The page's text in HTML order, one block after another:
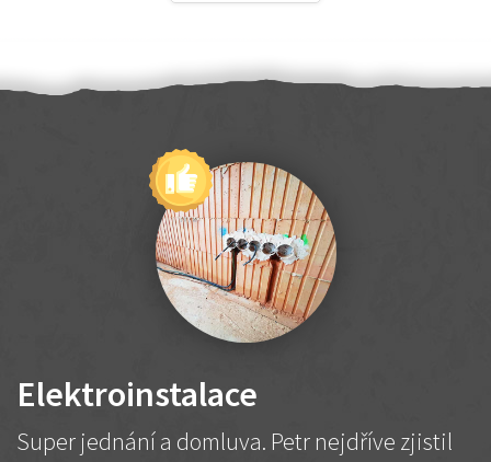
Elektroinstalace
Super jednání a domluva. Petr nejdříve zjistil